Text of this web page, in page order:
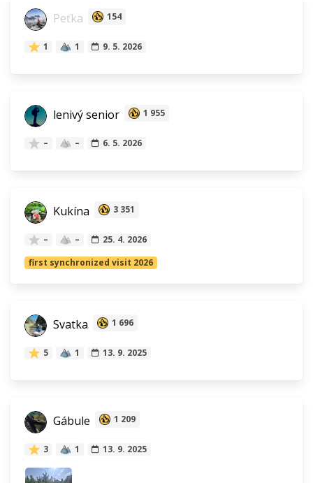
Peťka 154
1 1 9. 5. 2026
lenivý senior 1 955
– – 6. 5. 2026
Kukína 3 351
– –
25. 4. 2026
first synchronized visit 2026
Svatka 1 696
5 1 13. 9. 2025
Gábule 1 209
3 1 13. 9. 2025